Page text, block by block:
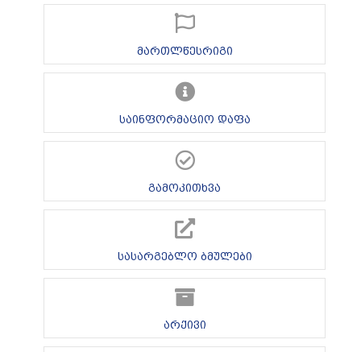
მართლწესრიგი
საინფორმაციო დაფა
გამოკითხვა
სასარგებლო ბმულები
არქივი